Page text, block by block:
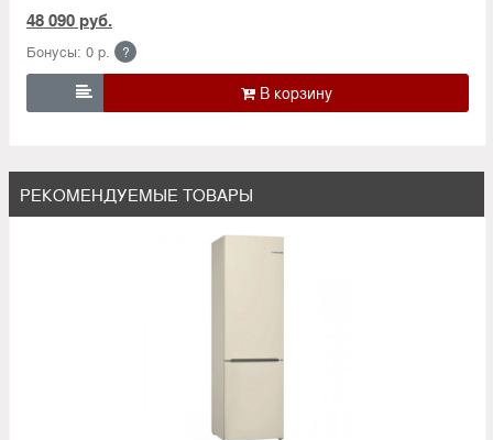
48 090 руб.
Бонусы: 0 р. ?

РЕКОМЕНДУЕМЫЕ ТОВАРЫ